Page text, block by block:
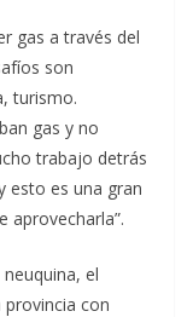
gas a través del
son
turismo.
gas y no
trabajo detrás
esto es una gran
aprovecharla”.
el
provincia con